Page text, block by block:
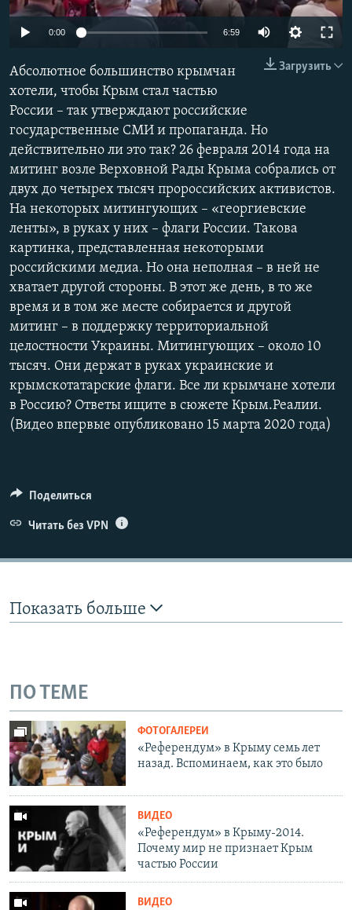
ПОБЕДИТЕЛЕЙ НЕ СУДЯТ?
ELIFBE
УКРАИНСКАЯ ПРОБЛЕМА КРЫМА
ПРИСОЕДИНЯЙТЕСЬ!
Все сайты RFE/RL 270p
1080p
0:00 6:59
270p
1080p
Загрузить
Абсолютное большинство крымчан
хотели, чтобы Крым стал частью
России – так утверждают российские
государственные СМИ и пропаганда. Но
действительно ли это так? 26 февраля 2014 года на
митинг возле Верховной Рады Крыма собрались от
двух до четырех тысяч пророссийских активистов.
На некоторых митингующих – «георгиевские
ленты», в руках у них – флаги России. Такова
картинка, представленная некоторыми
российскими медиа. Но она неполная – в ней не
хватает другой стороны. В этот же день, в то же
время и в том же месте собирается и другой
митинг – в поддержку территориальной
целостности Украины. Митингующих – около 10
тысяч. Они держат в руках украинские и
крымскотатарские флаги. Все ли крымчане хотели
в Россию? Ответы ищите в сюжете Крым.Реалии.
(Видео впервые опубликовано 15 марта 2020 года)
Поделиться
Читать без VPN
Показать больше
ПО ТЕМЕ
ФОТОГАЛЕРЕИ
«Референдум» в Крыму семь лет
назад. Вспоминаем, как это было
ВИДЕО
«Референдум» в Крыму-2014.
Почему мир не признает Крым
частью России
ВИДЕО